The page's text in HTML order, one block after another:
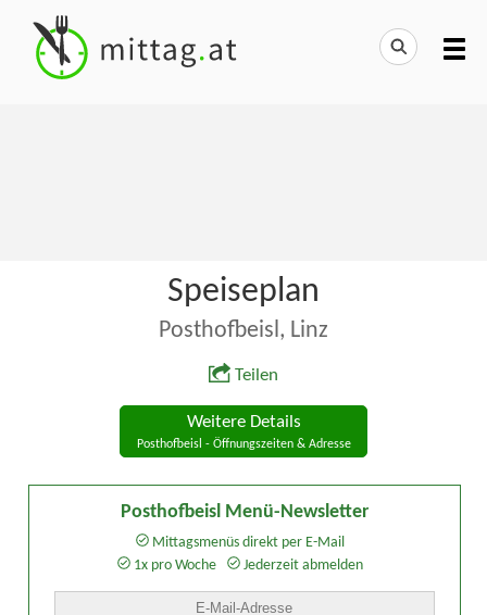
Speiseplan
Posthofbeisl, Linz
Teilen
Weitere Details
Posthofbeisl - Öffnungszeiten & Adresse
Posthofbeisl Menü-Newsletter
Mittagsmenüs direkt per E-Mail
1x pro Woche
Jederzeit abmelden